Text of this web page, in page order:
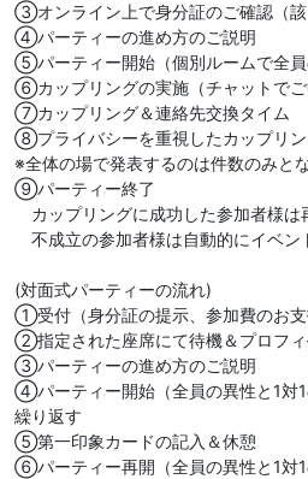
③オンライン上で身分証のご確認（該
④パーティーの進め方のご説明
⑤パーティー開始（個別ルームで全員
⑥カップリングの実施（チャットでご
⑦カップリング＆連絡先交換タイム
⑧プライバシーを重視したカップリン
※全体の場で発表するのは件数のみとな
⑨パーティー終了
カップリングに成功した参加者様は
不成立の参加者様は自動的にイベン
(対面式パーティーの流れ)
①受付（身分証の提示、参加費のお支
②指定された座席にて待機＆プロフ
③パーティーの進め方のご説明
④パーティー開始（全員の異性と1対
繰り返す
⑤第一印象カードの記入＆休憩
⑥パーティー再開（全員の異性と1対